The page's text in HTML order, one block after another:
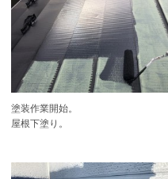
塗装作業開始。
屋根下塗り。